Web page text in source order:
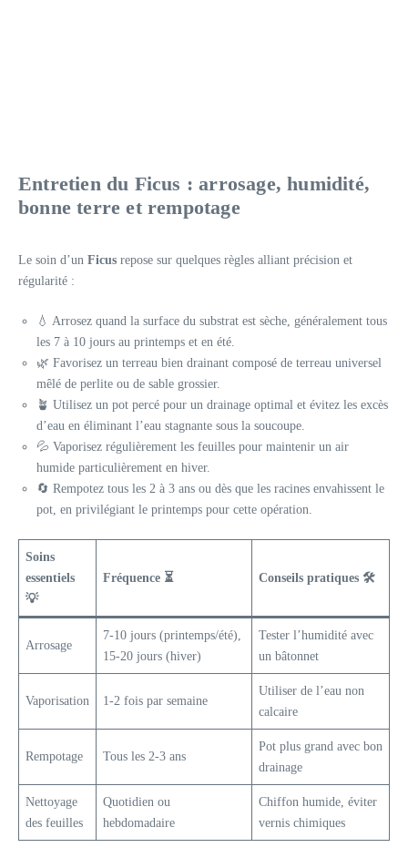
Entretien du Ficus : arrosage, humidité,
bonne terre et rempotage
Le soin d’un Ficus repose sur quelques règles alliant précision et
régularité :
💧 Arrosez quand la surface du substrat est sèche, généralement tous
les 7 à 10 jours au printemps et en été.
🌿 Favorisez un terreau bien drainant composé de terreau universel
mêlé de perlite ou de sable grossier.
🪴 Utilisez un pot percé pour un drainage optimal et évitez les excès
d’eau en éliminant l’eau stagnante sous la soucoupe.
💦 Vaporisez régulièrement les feuilles pour maintenir un air
humide particulièrement en hiver.
🔄 Rempotez tous les 2 à 3 ans ou dès que les racines envahissent le
pot, en privilégiant le printemps pour cette opération.
Soins
essentiels
💡
Fréquence ⏳ Conseils pratiques 🛠️
Arrosage
7-10 jours (printemps/été),
15-20 jours (hiver)
Tester l’humidité avec
un bâtonnet
Vaporisation 1-2 fois par semaine
Utiliser de l’eau non
calcaire
Rempotage Tous les 2-3 ans
Pot plus grand avec bon
drainage
Nettoyage
des feuilles
Quotidien ou
hebdomadaire
Chiffon humide, éviter
vernis chimiques